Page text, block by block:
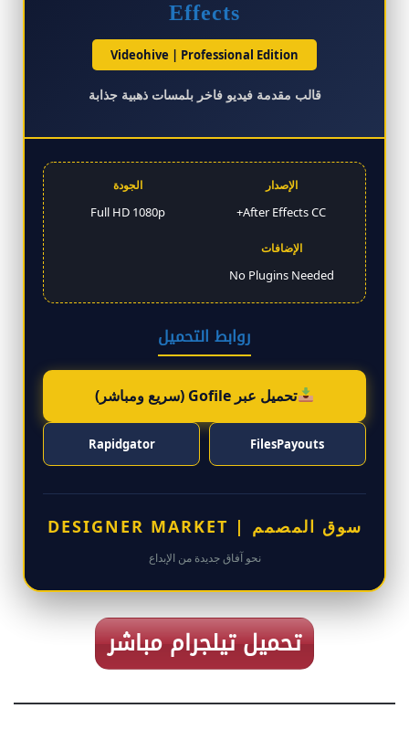
Effects
Videohive | Professional Edition
قالب مقدمة فيديو فاخر بلمسات ذهبية جذابة
الإصدار
After Effects CC+
الجودة
Full HD 1080p
الإضافات
No Plugins Needed
روابط التحميل
تحميل عبر Gofile (سريع ومباشر)
FilesPayouts
Rapidgator
سوق المصمم | DESIGNER MARKET
نحو آفاق جديدة من الإبداع
تحميل تيلجرام مباشر